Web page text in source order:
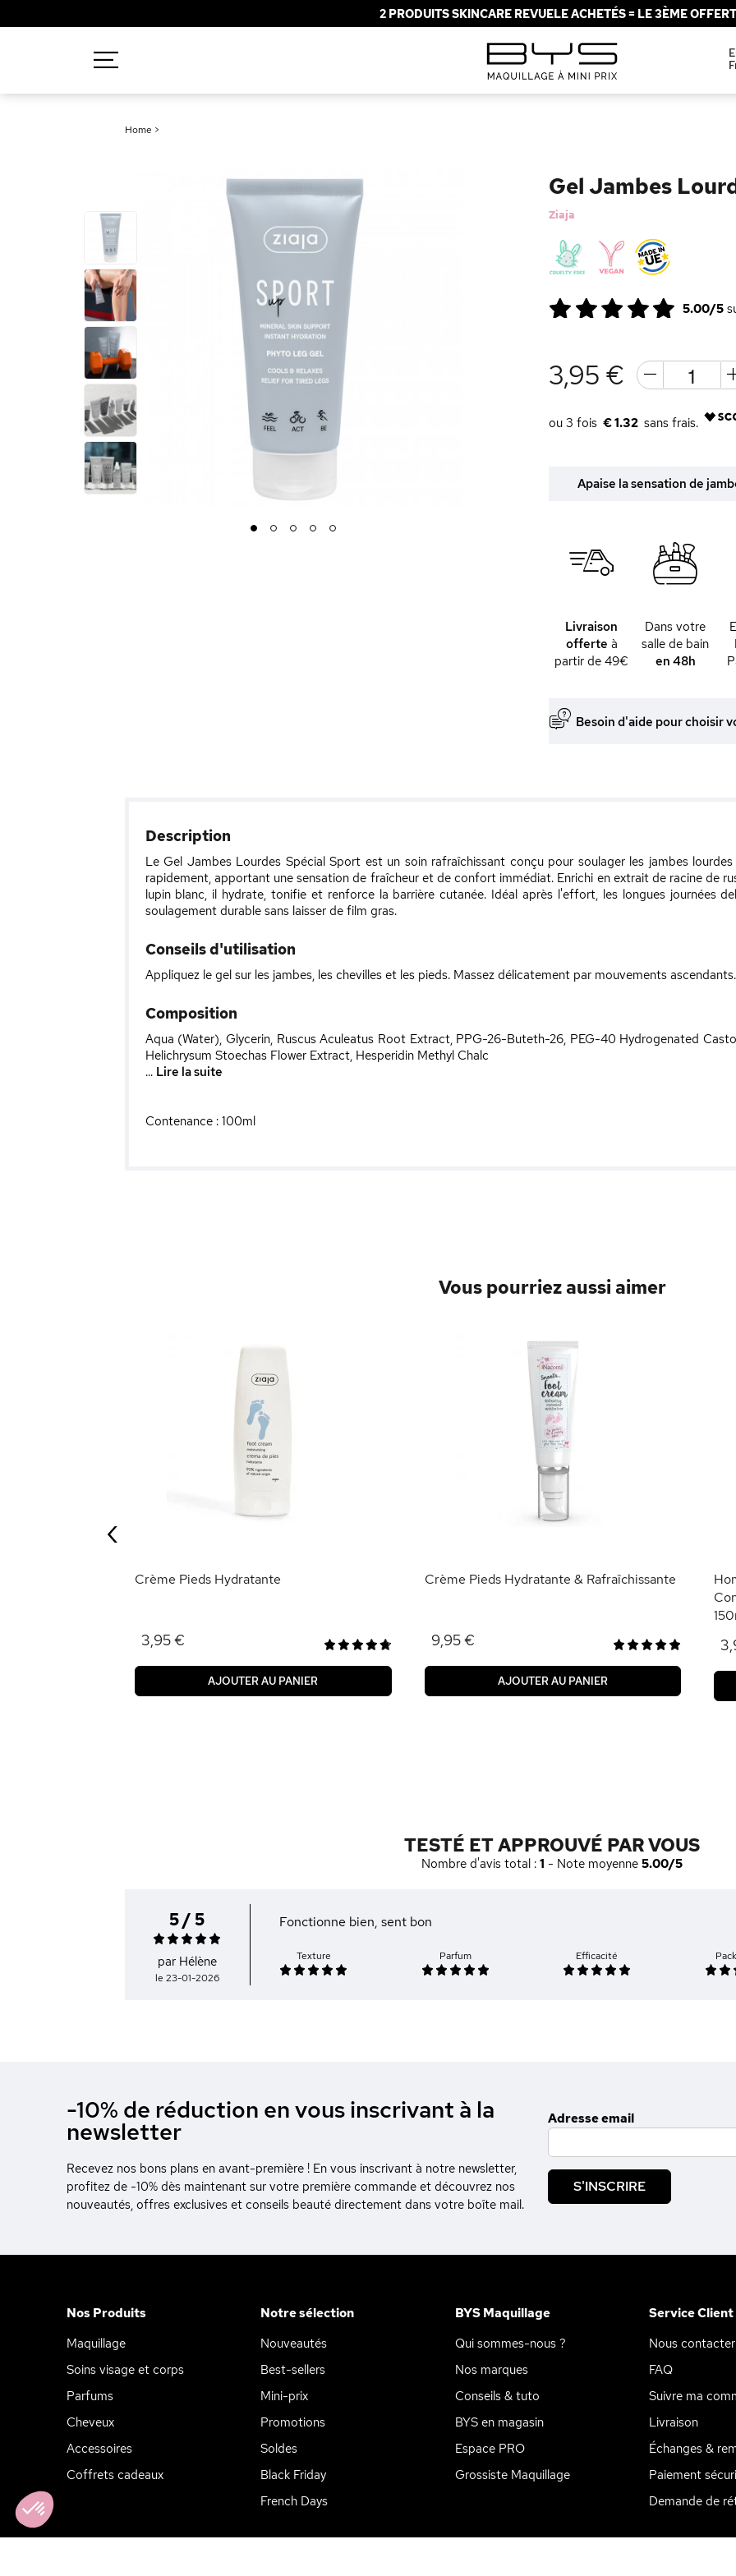
2 PRODUITS SKINCARE REVUELE ACHETÉS = LE 3ÈME
Home >
1 2 3 4 5
Gel Jambes
Ziaja
5.00/5
3,95 €
€ 1.32
Apaise la sensation de
Livraison
offerte à
partir de 49€
Dans votre
salle de bain
en 48h
Besoin d'aide pour choisir
Description
Le Gel Jambes Lourdes Spécial Sport est un soin rafraîchissant conçu pour soulager les jambes
rapidement, apportant une sensation de fraîcheur et de confort immédiat. Enrichi en extrait de racine de
lupin blanc, il hydrate, tonifie et renforce la barrière cutanée. Idéal après l'effort, les longues journées
soulagement durable sans laisser de film gras.
Conseils d'utilisation
Appliquez le gel sur les jambes, les chevilles et les pieds. Massez délicatement par mouvements ascendants.
Composition
Aqua (Water), Glycerin, Ruscus Aculeatus Root Extract, PPG-26-Buteth-26, PEG-40 Hydrogenated
Helichrysum Stoechas Flower Extract, Hesperidin Methyl Chalc
... Lire la suite
Contenance : 100ml
Vous pourriez aussi aimer
Crème Pieds Hydratante
3,95 €
AJOUTER AU PANIER
Crème Pieds Hydratante & Rafraîchissante
9,95 €
AJOUTER AU PANIER
‹
TESTÉ ET APPROUVÉ PAR VOUS
Nombre d'avis total : 1 - Note moyenne 5.00/5
5 / 5
par Hélène
le 23-01-2026
Fonctionne bien, sent bon
Texture Parfum Efficacité
Solaire
Brumes
Blush
Rouge à Lèvres
-10% de réduction en vous inscrivant à la
newsletter
Recevez nos bons plans en avant-première ! En vous inscrivant à notre newsletter,
profitez de -10% dès maintenant sur votre première commande et découvrez nos
nouveautés, offres exclusives et conseils beauté directement dans votre boîte mail.
Adresse email
S'INSCRIRE
Nos Produits
Maquillage
Soins visage et corps
Parfums
Cheveux
Accessoires
Coffrets cadeaux
Notre sélection
Nouveautés
Best-sellers
Mini-prix
Promotions
Soldes
Black Friday
French Days
BYS Maquillage
Qui sommes-nous ?
Nos marques
Conseils & tuto
BYS en magasin
Espace PRO
Grossiste Maquillage
Service Client
Nous contacter
FAQ
Suivre ma
Livraison
Échanges &
Paiement
Demande de
Axeptio consent
Plateforme de Gestion du Consentement : Personnalisez vos Options
Notre plateforme vous permet d'adapter et de gérer vos paramètres de confidentialité, en garantissant la conformité avec les